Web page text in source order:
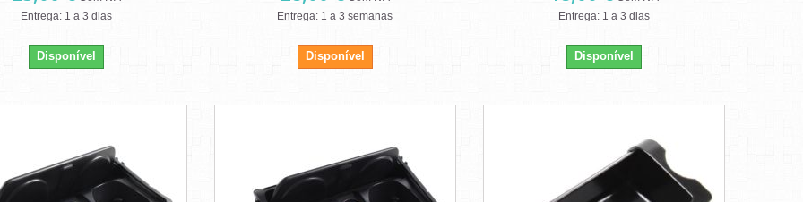
Entrega: 1 a 3 dias
Disponível
Entrega: 1 a 3 semanas
Disponível
Entrega: 1 a 3 dias
Disponível